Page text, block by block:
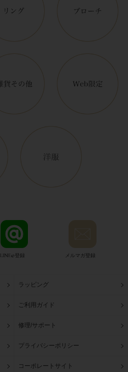
LINE@登録 メルマガ登録
ラッピング
ご利用ガイド
修理/サポート
プライバシーポリシー
コーポレートサイト